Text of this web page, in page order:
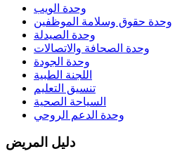
وحدة الويب
وحدة حقوق وسلامة الموظفين
وحدة الصيدلة
وحدة الصحافة والاتصالات
وحدة الجودة
اللجنة الطبية
تنسيق التعليم
السياحة الصحية
وحدة الدعم الروحي
دليل المريض